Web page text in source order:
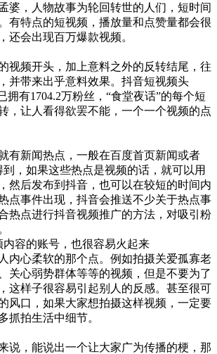
婆，人物故事为轮回转世的人们，短时间
有特点的短视频，播放量和点赞量都会很
还会出现百万爆款视频。
视频开头，加上意料之外的反转结尾，往
并带来出乎意料效果。抖音短视频头
拥有1704.2万粉丝，“食堂夜话”的每个短
，让人看得欲罢不能，一个一个视频的点
有新闻热点，一般在百度首页新闻或者
到，如果这些热点是视频的话，就可以用
然后发布到抖音，也可以在较短的时间内
点事件出现，抖音会推送不少关于热点事
热点进行抖音视频推广的方法，对吸引粉
容的账号，也很容易火起来
内心柔软的那个点。例如拍摄关爱孤寡老
关心弱势群体等等的视频，但是不要为了
这样子很容易引起别人的反感。甚至很可
风口，如果大家想拍摄这样视频，一定要
抓拍生活中细节。
说，能说出一个让大家广为传播的梗，那